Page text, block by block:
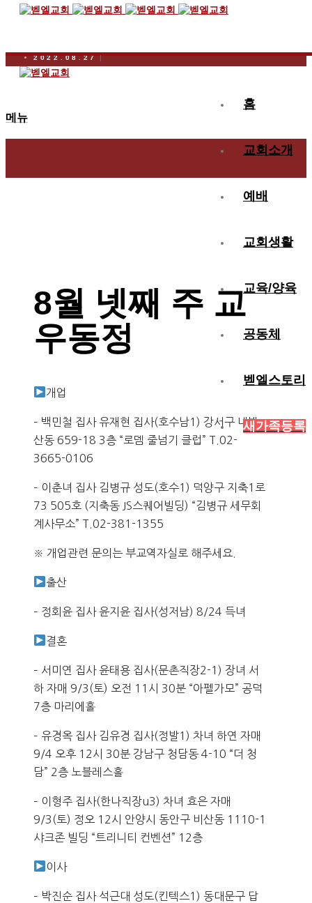
홈
교회소개
예배
교회생활
교육/양육
공동체
벧엘스토리
새가족등록
메뉴
2022.08.27
8월 넷째 주 교
우동정
개업
– 백민철 집사 유재현 집사(호수남1) 강서구 내발
산동 659-18 3층 “로뎀 줄넘기 클럽” T.02-
3665-0106
– 이춘녀 집사 김병규 성도(호수1) 덕양구 지축1로
73 505호 (지축동 JS스퀘어빌딩) “김병규 세무회
계사무소” T.02-381-1355
※ 개업관련 문의는 부교역자실로 해주세요.
출산
– 정회윤 집사 윤지윤 집사(성저남) 8/24 득녀
결혼
– 서미연 집사 윤태용 집사(문촌직장2-1) 장녀 서
하 자매 9/3(토) 오전 11시 30분 “아펠가모” 공덕
7층 마리에홀
– 유경옥 집사 김유경 집사(정발1) 차녀 하연 자매
9/4 오후 12시 30분 강남구 청담동 4-10 “더 청
담” 2층 노블레스홀
– 이형주 집사(한나직장u3) 차녀 효은 자매
9/3(토) 정오 12시 안양시 동안구 비산동 1110-1
샤크존 빌딩 “트리니티 컨벤션” 12층
이사
– 박진순 집사 석근대 성도(킨텍스1) 동대문구 답